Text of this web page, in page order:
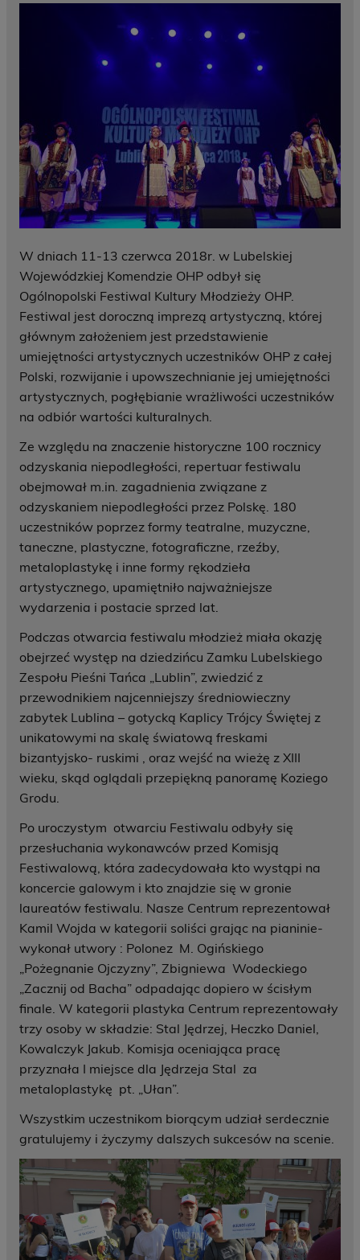
W dniach 11-13 czerwca 2018r. w Lubelskiej
Wojewódzkiej Komendzie OHP odbył się
Ogólnopolski Festiwal Kultury Młodzieży OHP.
Festiwal jest doroczną imprezą artystyczną, której
głównym założeniem jest przedstawienie
umiejętności artystycznych uczestników OHP z całej
Polski, rozwijanie i upowszechnianie jej umiejętności
artystycznych, pogłębianie wrażliwości uczestników
na odbiór wartości kulturalnych.
Ze względu na znaczenie historyczne 100 rocznicy
odzyskania niepodległości, repertuar festiwalu
obejmował m.in. zagadnienia związane z
odzyskaniem niepodległości przez Polskę. 180
uczestników poprzez formy teatralne, muzyczne,
taneczne, plastyczne, fotograficzne, rzeźby,
metaloplastykę i inne formy rękodzieła
artystycznego, upamiętniło najważniejsze
wydarzenia i postacie sprzed lat.
Podczas otwarcia festiwalu młodzież miała okazję
obejrzeć występ na dziedzińcu Zamku Lubelskiego
Zespołu Pieśni Tańca „Lublin”, zwiedzić z
przewodnikiem najcenniejszy średniowieczny
zabytek Lublina – gotycką Kaplicy Trójcy Świętej z
unikatowymi na skalę światową freskami
bizantyjsko- ruskimi , oraz wejść na wieżę z XIII
wieku, skąd oglądali przepiękną panoramę Koziego
Grodu.
Po uroczystym otwarciu Festiwalu odbyły się
przesłuchania wykonawców przed Komisją
Festiwalową, która zadecydowała kto wystąpi na
koncercie galowym i kto znajdzie się w gronie
laureatów festiwalu. Nasze Centrum reprezentował
Kamil Wojda w kategorii soliści grając na pianinie-
wykonał utwory : Polonez M. Ogińskiego
„Pożegnanie Ojczyzny”, Zbigniewa Wodeckiego
„Zacznij od Bacha” odpadając dopiero w ścisłym
finale. W kategorii plastyka Centrum reprezentowały
trzy osoby w składzie: Stal Jędrzej, Heczko Daniel,
Kowalczyk Jakub. Komisja oceniająca pracę
przyznała I miejsce dla Jędrzeja Stal za
metaloplastykę pt. „Ułan”.
Wszystkim uczestnikom biorącym udział serdecznie
gratulujemy i życzymy dalszych sukcesów na scenie.